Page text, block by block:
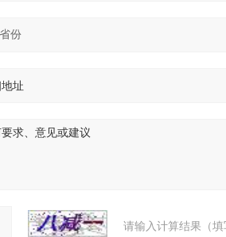
请输入计算结果（